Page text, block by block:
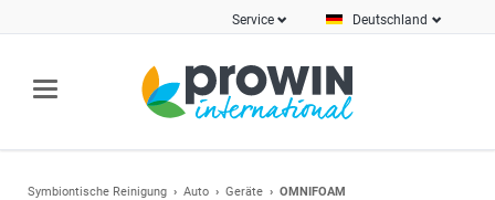
Deutschland
Service
Symbiontische Reinigung Auto Geräte OMNIFOAM